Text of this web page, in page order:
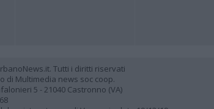
Tutti i diritti riservati
di Multimedia news soc coop.
5 - 21040 Castronno (VA)